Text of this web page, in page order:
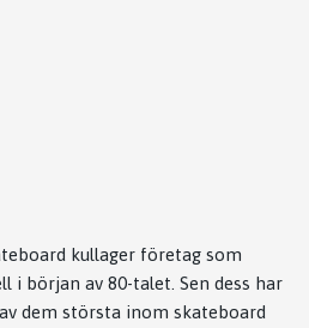
kullager företag som
i början av 80-talet. Sen dess har
dem största inom skateboard